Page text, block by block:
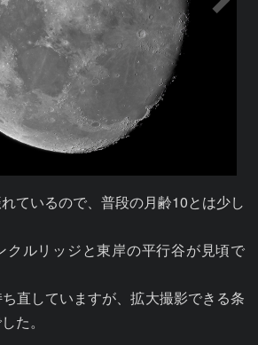
ているので、普段の月齢10とは少し
クルリッジと東岸の平行谷が見頃で
直していますが、拡大撮影できる条
た。